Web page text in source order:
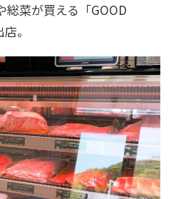
総菜が買える「GOOD
。